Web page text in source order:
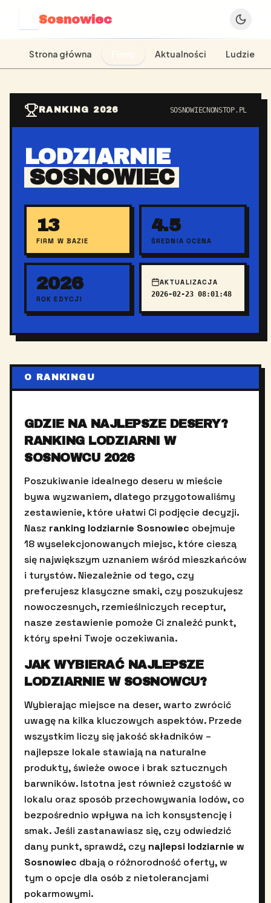
Sosnowiec
Strona główna Aktualności Ludzie
RANKING 2026 SOSNOWIECNONSTOP.PL
LODZIARNIE
SOSNOWIEC
13
FIRM W BAZIE
4.5
ŚREDNIA OCENA
2026
ROK EDYCJI
AKTUALIZACJA
2026-02-23 08:01:48
O RANKINGU
GDZIE NA NAJLEPSZE DESERY?
RANKING LODZIARNI W
SOSNOWCU 2026
Poszukiwanie idealnego deseru w mieście
bywa wyzwaniem, dlatego przygotowaliśmy
zestawienie, które ułatwi Ci podjęcie decyzji.
Nasz ranking lodziarnie Sosnowiec obejmuje
18 wyselekcjonowanych miejsc, które cieszą
się największym uznaniem wśród mieszkańców
i turystów. Niezależnie od tego, czy
preferujesz klasyczne smaki, czy poszukujesz
nowoczesnych, rzemieślniczych receptur,
nasze zestawienie pomoże Ci znaleźć punkt,
który spełni Twoje oczekiwania.
JAK WYBIERAĆ NAJLEPSZE
LODZIARNIE W SOSNOWCU?
Wybierając miejsce na deser, warto zwrócić
uwagę na kilka kluczowych aspektów. Przede
wszystkim liczy się jakość składników –
najlepsze lokale stawiają na naturalne
produkty, świeże owoce i brak sztucznych
barwników. Istotna jest również czystość w
lokalu oraz sposób przechowywania lodów, co
bezpośrednio wpływa na ich konsystencję i
smak. Jeśli zastanawiasz się, czy odwiedzić
dany punkt, sprawdź, czy najlepsi lodziarnie w
Sosnowiec dbają o różnorodność oferty, w
tym o opcje dla osób z nietolerancjami
pokarmowymi.